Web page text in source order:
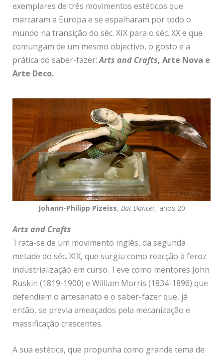
exemplares de três movimentos estéticos que
marcaram a Europa e se espalharam por todo o
mundo na transição do séc. XIX para o séc. XX e que
comungam de um mesmo objectivo, o gosto e a
prática do saber-fazer:Arts and Crafts, Arte Nova e
Arte Deco.
Johann-Philipp Pizeiss, Bat Dancer, anos 20
Arts and Crafts
Trata-se de um movimento inglês, da segunda
metade do séc. XIX, que surgiu como reacção à feroz
industrialização em curso. Teve como mentores John
Ruskin (1819-1900) e William Morris (1834-1896) que
defendiam o artesanato e o saber-fazer que, já
então, se previa ameaçados pela mecanização e
massificação crescentes.
A sua estética, que propunha como grande tema de